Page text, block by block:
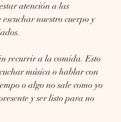
atención a las
nuestro cuerpo y
recurrir a la comida. Esto
música o hablar con
o algo no sale como yo
y ser listo para no